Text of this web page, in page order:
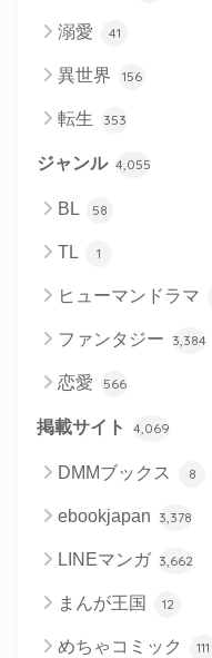
溺愛 41
異世界 156
転生 353
ジャンル 4,055
BL 58
TL 1
ヒューマンドラマ
ファンタジー 3,384
恋愛 566
掲載サイト 4,069
DMMブックス 8
ebookjapan 3,378
LINEマンガ 3,662
まんが王国 12
めちゃコミック 111